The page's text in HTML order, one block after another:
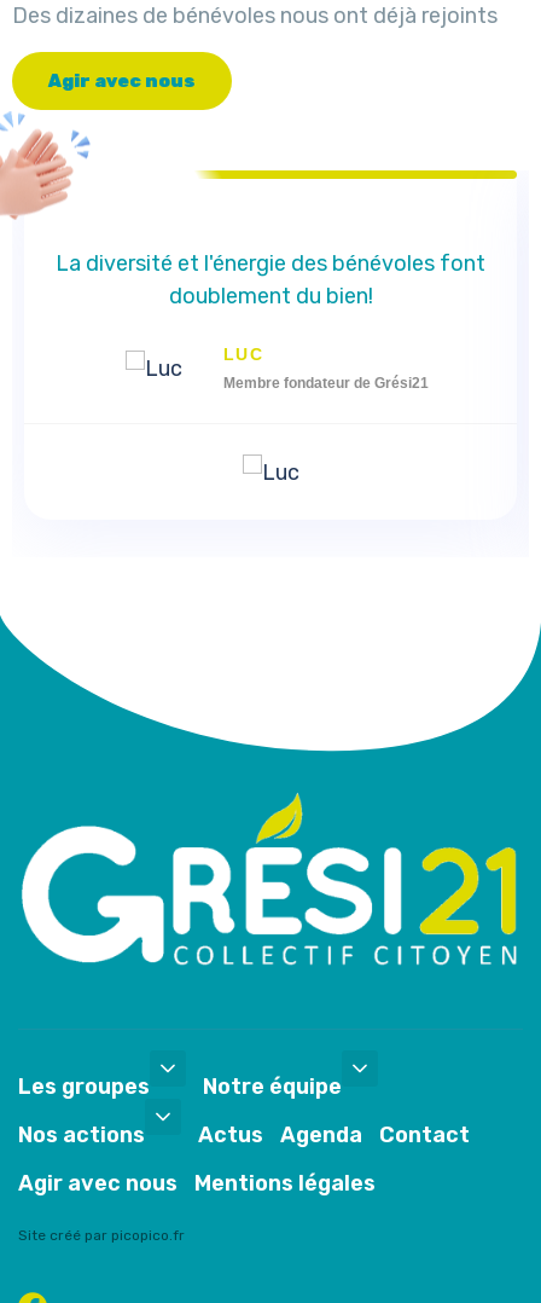
Des dizaines de bénévoles nous ont déjà rejoints
Agir avec nous
La diversité et l'énergie des bénévoles font
doublement du bien!
LUC
Membre fondateur de Grési21
Les groupes
Notre équipe
Nos actions
Actus Agenda
Contact
Agir avec nous
Mentions légales
Site créé par picopico.fr